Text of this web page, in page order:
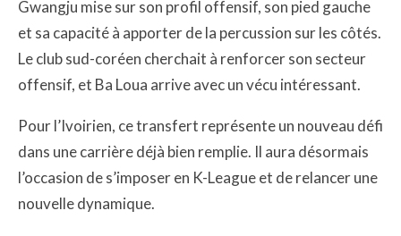
Gwangju mise sur son profil offensif, son pied gauche
et sa capacité à apporter de la percussion sur les côtés.
Le club sud-coréen cherchait à renforcer son secteur
offensif, et Ba Loua arrive avec un vécu intéressant.
Pour l’Ivoirien, ce transfert représente un nouveau défi
dans une carrière déjà bien remplie. Il aura désormais
l’occasion de s’imposer en K-League et de relancer une
nouvelle dynamique.